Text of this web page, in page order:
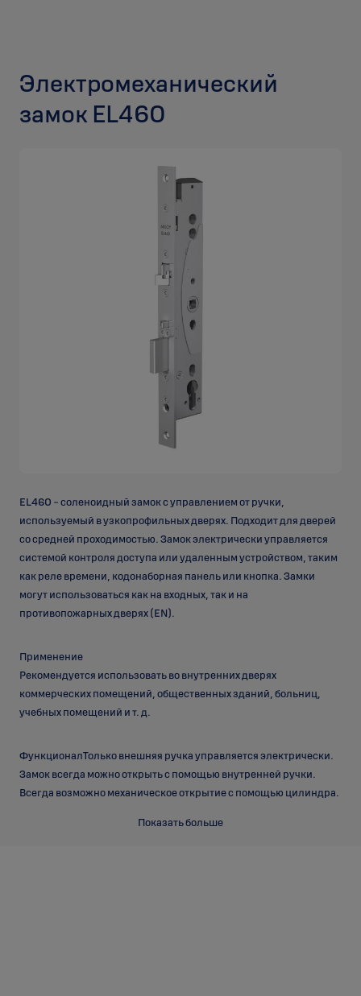
Электромеханический
замок EL460
EL460 - соленоидный замок с управлением от ручки,
используемый в узкопрофильных дверях. Подходит для дверей
со средней проходимостью. Замок электрически управляется
системой контроля доступа или удаленным устройством, таким
как реле времени, кодонаборная панель или кнопка. Замки
могут использоваться как на входных, так и на
противопожарных дверях (EN).
Применение
Рекомендуется использовать во внутренних дверях
коммерческих помещений, общественных зданий, больниц,
учебных помещений и т. д.
ФункционалТолько внешняя ручка управляется электрически.
Замок всегда можно открыть с помощью внутренней ручки.
Всегда возможно механическое открытие с помощью цилиндра.
Показать больше